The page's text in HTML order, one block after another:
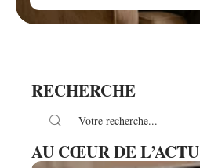
RECHERCHE
AU CŒUR DE L’ACTU